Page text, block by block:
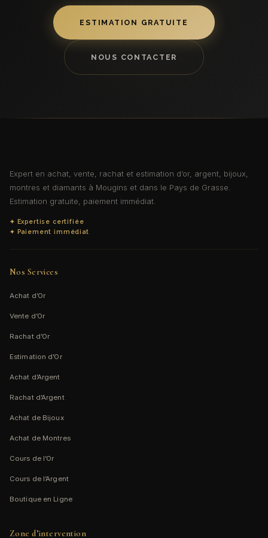
ESTIMATION GRATUITE
NOUS CONTACTER
Expert en achat, vente, rachat et estimation d’or, argent, bijoux,
montres et diamants à Mougins et dans le Pays de Grasse.
Estimation gratuite, paiement immédiat.
✦ Expertise certifiée
✦ Paiement immédiat
Nos Services
Achat d’Or
Vente d’Or
Rachat d’Or
Estimation d’Or
Achat d’Argent
Rachat d’Argent
Achat de Bijoux
Achat de Montres
Cours de l’Or
Cours de l’Argent
Boutique en Ligne
Zone d’intervention